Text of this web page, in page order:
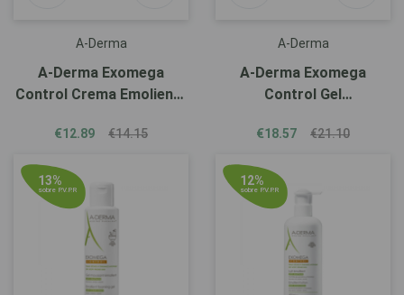
A-Derma
A-Derma Exomega
Control Crema Emoliente
€12.89 €14.15
A-Derma
A-Derma Exomega
Control Gel
€18.57 €21.10
13%
sobre P.V.P.R
12%
sobre P.V.P.R